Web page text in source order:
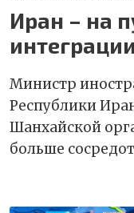
Иран – на
Министр
Республики
Шанхайской
больше